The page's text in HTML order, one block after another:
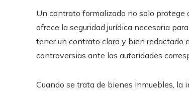
Un contrato formalizado no solo
ofrece la seguridad jurídica necesaria
tener un contrato claro y bien redactado
controversias ante las autoridades
Cuando se trata de bienes inmuebles,